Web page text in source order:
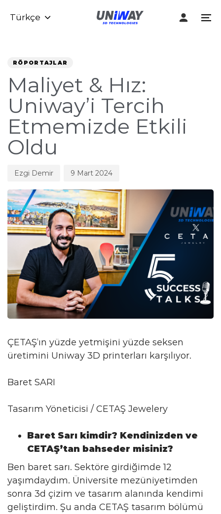
linksTürkçe
RÖPORTAJLAR
Maliyet & Hız:
Uniway’i Tercih
Etmemizde Etkili
Oldu
Ezgi Demir 9 Mart 2024
ÇETAŞ’ın yüzde yetmişini yüzde seksen
üretimini Uniway 3D printerları karşılıyor.
Baret SARI
Tasarım Yöneticisi / CETAŞ Jewelery
Baret Sarı kimdir? Kendinizden ve
CETAŞ’tan bahseder misiniz?
Ben baret sarı. Sektöre girdiğimde 12
yaşımdaydım. Üniversite mezüniyetimden
sonra 3d çizim ve tasarım alanında kendimi
geliştirdim. Şu anda CETAŞ tasarım bölümü